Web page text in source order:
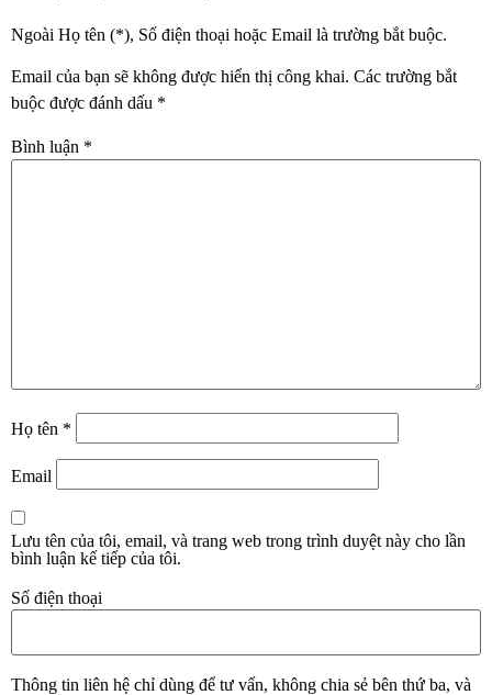
Ngoài Họ tên (*), Số điện thoại hoặc Email là trường bắt buộc.
Email của bạn sẽ không được hiển thị công khai. Các trường bắt
buộc được đánh dấu *
Bình luận *
Họ tên *
Email
Lưu tên của tôi, email, và trang web trong trình duyệt này cho lần
bình luận kế tiếp của tôi.
Số điện thoại
Thông tin liên hệ chỉ dùng để tư vấn, không chia sẻ bên thứ ba, và